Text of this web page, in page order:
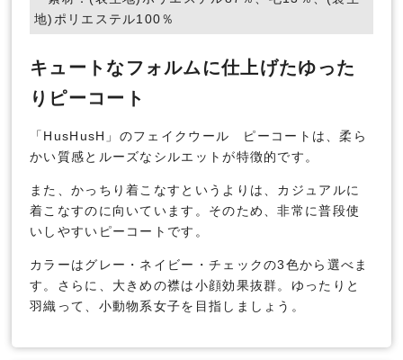
地)ポリエステル100％
キュートなフォルムに仕上げたゆった
りピーコート
「HusHusH」のフェイクウール ピーコートは、柔ら
かい質感とルーズなシルエットが特徴的です。
また、かっちり着こなすというよりは、カジュアルに
着こなすのに向いています。そのため、非常に普段使
いしやすいピーコートです。
カラーはグレー・ネイビー・チェックの3色から選べま
す。さらに、大きめの襟は小顔効果抜群。ゆったりと
羽織って、小動物系女子を目指しましょう。